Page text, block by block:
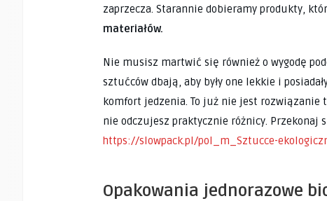
zaprzecza. Starannie dobieramy produkty,
materiałów.
Nie musisz martwić się również o wygodę
sztućców dbają, aby były one lekkie i
komfort jedzenia. To już nie jest rozwiązanie
nie odczujesz praktycznie różnicy. Przekonaj
https://slowpack.pl/pol_m_Sztucce-
Opakowania jednorazowe